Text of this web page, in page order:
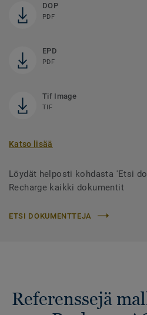
DOP
PDF
EPD
PDF
Tif Image
TIF
Katso lisää
Löydät helposti kohdasta 'Etsi
Recharge kaikki dokumentit
ETSI DOKUMENTTEJA
Referenssejä